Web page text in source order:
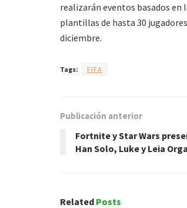
realizarán eventos basados
plantillas de hasta 30
diciembre.
Tags: FIFA
Publicación anterior
Fortnite y Star Wars
Han Solo, Luke y Leia
Related Posts